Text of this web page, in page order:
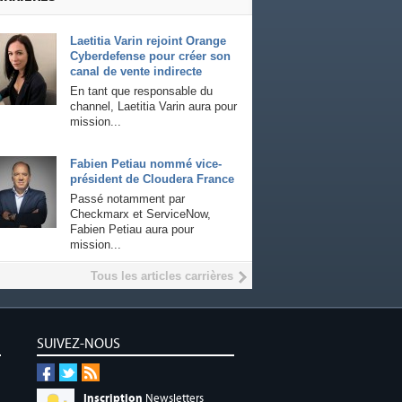
Laetitia Varin rejoint Orange
Cyberdefense pour créer son
canal de vente indirecte
En tant que responsable du
channel, Laetitia Varin aura pour
mission...
Fabien Petiau nommé vice-
président de Cloudera France
Passé notamment par
Checkmarx et ServiceNow,
Fabien Petiau aura pour
mission...
Tous les articles carrières
SUIVEZ-NOUS
Inscription Newsletters